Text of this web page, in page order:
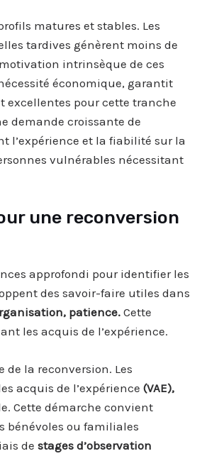
matures et stables. Les
tardives génèrent moins de
intrinsèque de ces
économique, garantit
excellentes pour cette tranche
demande croissante de
l’expérience et la fiabilité sur la
vulnérables nécessitant
une reconversion
approfondi pour identifier les
des savoir-faire utiles dans
patience. Cette
les acquis de l’expérience.
la reconversion. Les
acquis de l’expérience (VAE),
Cette démarche convient
bénévoles ou familiales
de stages d’observation